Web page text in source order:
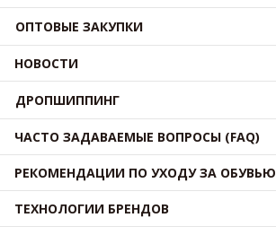
ОПТОВЫЕ ЗАКУПКИ
НОВОСТИ
ДРОПШИППИНГ
ЧАСТО ЗАДАВАЕМЫЕ ВОПРОСЫ (FAQ)
РЕКОМЕНДАЦИИ ПО УХОДУ ЗА ОБУВЬЮ
ТЕХНОЛОГИИ БРЕНДОВ